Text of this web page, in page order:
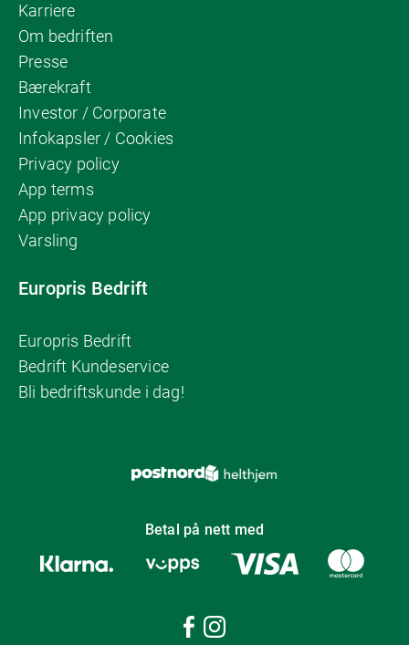
Karriere
Om bedriften
Presse
Bærekraft
Investor / Corporate
Infokapsler / Cookies
Privacy policy
App terms
App privacy policy
Varsling
Europris Bedrift
Europris Bedrift
Bedrift Kundeservice
Bli bedriftskunde i dag!
Betal på nett med